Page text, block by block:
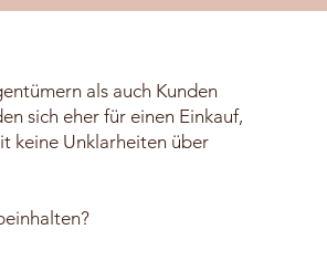
als auch Kunden
sich eher für einen Einkauf,
keine Unklarheiten über